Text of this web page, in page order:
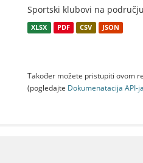
Sportski klubovi na
XLSX PDF CSV JSON
Također možete pristupiti ovom
(pogledajte Dokumenаtаcijа API-jа